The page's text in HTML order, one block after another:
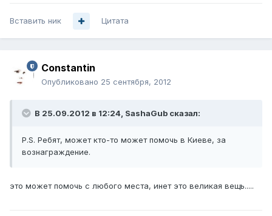
Вставить ник Цитата
Constantin
Опубликовано 25 сентября, 2012
В 25.09.2012 в 12:24, SashaGub сказал:
P.S. Ребят, может кто-то может помочь в Киеве, за
вознаграждение.
это может помочь с любого места, инет это великая вещь.....